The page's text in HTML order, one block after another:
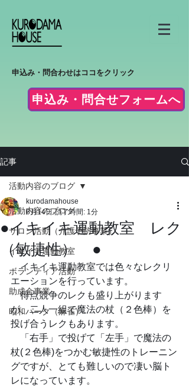
申込み・問合わせはココをクリック
申込み・問合せフォームへ
記事
活動内容のブログ
サロン活動（介護予防事業）
イキイキ運動教室
ボランティア活動
助成金事業
昭和パーク（麻雀）
活動内容のブログ
●イキイキ運動教室 レク
（敏捷性） ●
kurodamahouse
6月14日 読了時間: 1分
イキイキ運動教室では色々なレクリ
エーションを行っています。
得点競争のレクも盛り上がります
が、二人一組で魔法の杖（２色棒）を
投げ合うレクもあります。
「右手」で投げて「左手」で魔法の
杖(２色棒)をつかむ敏捷性のトレーニン
グですが、とても難しいので凄い脳ト
レになっています。